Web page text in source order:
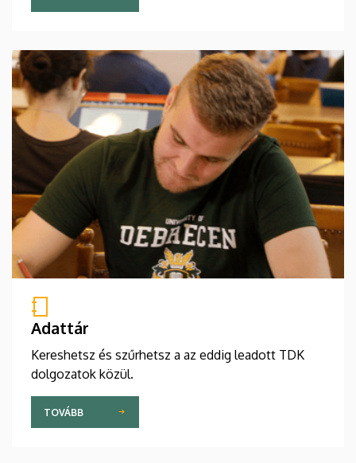
Adattár
Kereshetsz és szűrhetsz a az eddig leadott TDK
dolgozatok közül.
TOVÁBB